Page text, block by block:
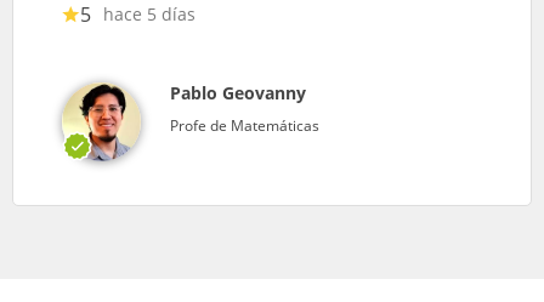
5 hace 5 días
Pablo Geovanny
Profe de Matemáticas